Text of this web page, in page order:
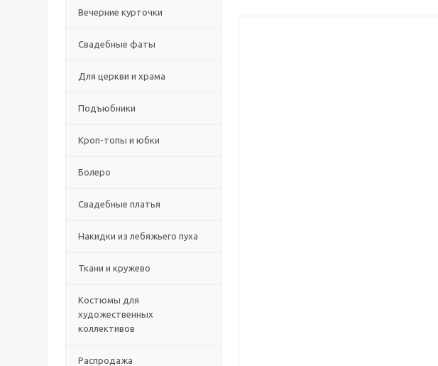
Вечерние курточки
Свадебные фаты
Для церкви и храма
Подъюбники
Кроп-топы и юбки
Болеро
Свадебные платья
Накидки из лебяжьего пуха
Ткани и кружево
Костюмы для
художественных
коллективов
Распродажа